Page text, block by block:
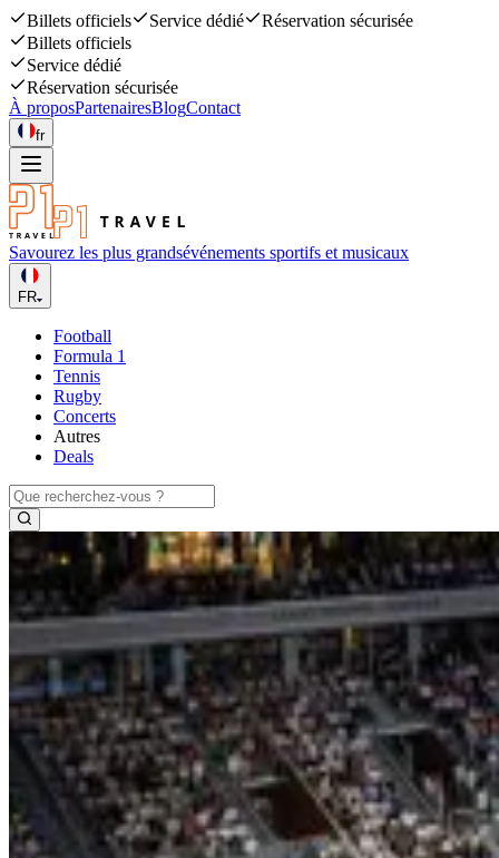
Billets officiels Service dédié
Réservation sécurisée
Billets officiels
Service dédié
Réservation sécurisée
À proposPartenairesBlogContact
fr
Savourez les plus grandsévénements sportifs et musicaux
FR
Football
Formula 1
Tennis
Rugby
Concerts
Autres
Deals